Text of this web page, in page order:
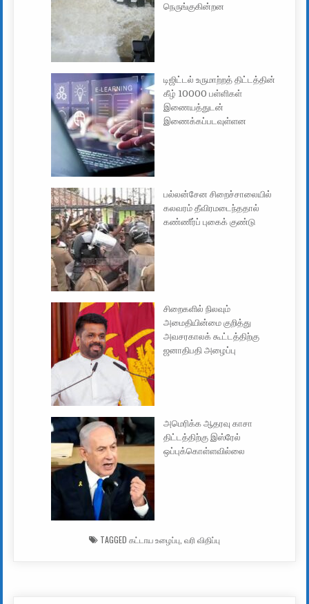
நெருங்குகின்றன
டிஜிட்டல் உருமாற்றத் திட்டத்தின்
கீழ் 10000 பள்ளிகள்
இணையத்துடன்
இணைக்கப்படவுள்ளன
பல்லன்சேன சிறைச்சாலையில்
கலவரம் தீவிரமடைந்ததால்
கண்ணீர்ப் புகைக் குண்டு
சிறைகளில் நிலவும்
அமைதியின்மை குறித்து
அவசரகாலக் கூட்டத்திற்கு
ஜனாதிபதி அழைப்பு
அமெரிக்க ஆதரவு காசா
திட்டத்திற்கு இஸ்ரேல்
ஒப்புக்கொள்ளவில்லை
TAGGED கட்டாய உழைப்பு வரி விதிப்பு